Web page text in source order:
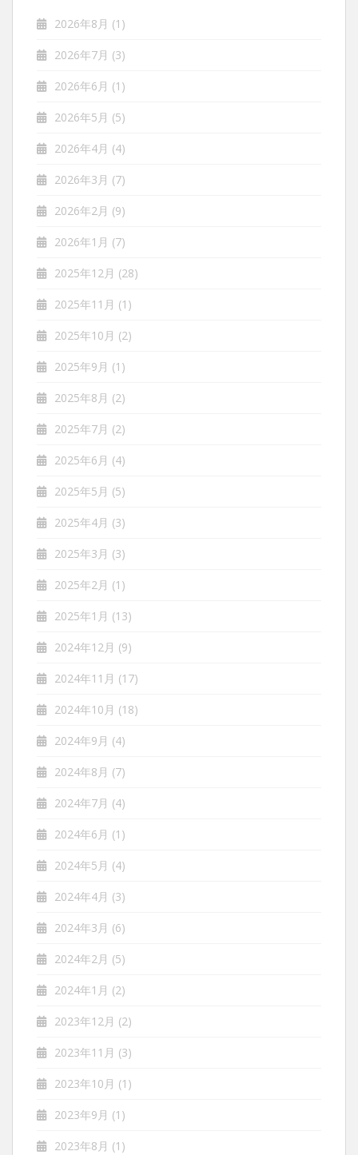
2026年8月 (1)
2026年7月 (3)
2026年6月 (1)
2026年5月 (5)
2026年4月 (4)
2026年3月 (7)
2026年2月 (9)
2026年1月 (7)
2025年12月 (28)
2025年11月 (1)
2025年10月 (2)
2025年9月 (1)
2025年8月 (2)
2025年7月 (2)
2025年6月 (4)
2025年5月 (5)
2025年4月 (3)
2025年3月 (3)
2025年2月 (1)
2025年1月 (13)
2024年12月 (9)
2024年11月 (17)
2024年10月 (18)
2024年9月 (4)
2024年8月 (7)
2024年7月 (4)
2024年6月 (1)
2024年5月 (4)
2024年4月 (3)
2024年3月 (6)
2024年2月 (5)
2024年1月 (2)
2023年12月 (2)
2023年11月 (3)
2023年10月 (1)
2023年9月 (1)
2023年8月 (1)